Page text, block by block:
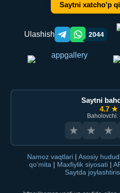
Saytni xatcho'p
Ulashish Telegram orqali
WhatsApp orqali
2044
Saytni
4.7 ★
Baholovchi:
★ ★ ★
Namoz vaqtlari | Asosiy
qo‘mita | Maxfiylik siyosati |
Saytda